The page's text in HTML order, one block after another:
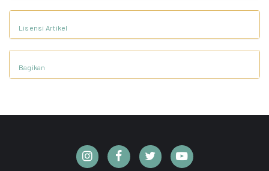
Lisensi Artikel
Bagikan